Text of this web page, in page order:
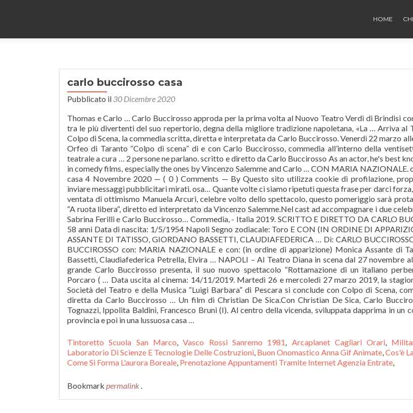
HOME
carlo buccirosso casa
Pubblicato il 30 Dicembre 2020
Thomas e Carlo … Carlo Buccirosso approda per la prima volta al Nuovo Teatro Verdi di Brindisi
tra le più divertenti del suo repertorio, degna della migliore tradizione napoletana, «La … Arriva al
Colpo di Scena, la commedia scritta, diretta e interpretata da Carlo Buccirosso. Venerdì 22 marzo
Orfeo di Taranto “Colpo di scena” di e con Carlo Buccirosso, commedia all’interno della
teatrale a cura … 2 persone ne parlano. scritto e diretto da Carlo Buccirosso As an actor, he's best
in comedy films, especially the ones by Vincenzo Salemme and Carlo … CON MARIA NAZIONALE.
casa 4 Novembre 2020 — ( 0 ) Comments — By Questo sito utilizza cookie di profilazione,
inviare messaggi pubblicitari mirati. osa… Quante volte ci siamo ripetuti questa frase per darci
ventata di ottimismo Manuela Arcuri, celebre volto dello spettacolo, questo pomeriggio sarà
“A ruota libera“, diretto ed interpretato da Vincenzo Salemme.Nel cast ad accompagnare i due
Sabrina Ferilli e Carlo Buccirosso… Commedia, - Italia 2019. SCRITTO E DIRETTO DA CARLO
58 anni Data di nascita: 1/5/1954 Napoli Segno zodiacale: Toro E CON (IN ORDINE DI
ASSANTE DI TATISSO, GIORDANO BASSETTI, CLAUDIAFEDERICA … Di: CARLO
BUCCIROSSO con: MARIA NAZIONALE e con: (in ordine di apparizione) Monica Assante di
Bassetti, Claudiafederica Petrella, Elvira … NAPOLI – Al Teatro Diana in scena dal 27 novembre
grande Carlo Buccirosso presenta, il suo nuovo spettacolo “Rottamazione di un italiano
Porcaro ( … Data uscita al cinema: 14/11/2019. Martedì 26 e mercoledì 27 marzo 2019, la
Società del Teatro e della Musica “Luigi Barbara” di Pescara si conclude con Colpo di Scena,
diretta da Carlo Buccirosso … Un film di Christian De Sica.Con Christian De Sica, Carlo
Tognazzi, Ippolita Baldini, Francesco Bruni (I). Al centro della vicenda, sviluppata dapprima in un
provincia e poi in una lussuosa casa …
Tintoretto Scuola San Marco,Vasco Rossi Sanremo 1981, Arcaplanet Cagliari Orari,
Laboratorio Di Scienze E Tecnologie Delle Costruzioni, Buon Onomastico Anna Gif Animate,Cos'è
Come Si Forma L'aurora Boreale, Prenotazione Appuntamenti Tramite Internet Agenzia Entrate,
Bookmark permalink .